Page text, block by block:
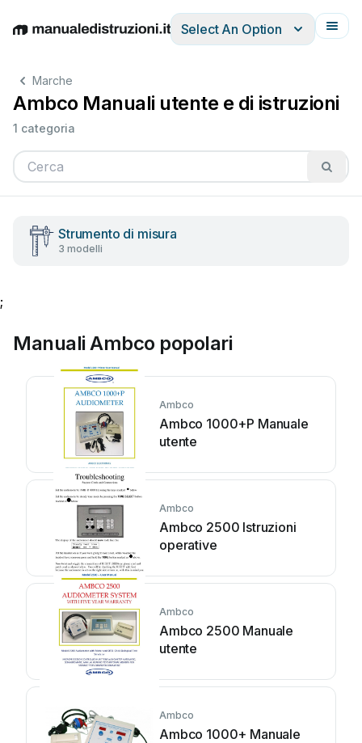
EnglishDeutschEspañolItalianoFrançais
Select An Option
Marche
Ambco Manuali utente e di istruzioni
1 categoria
Strumento di misura
3 modelli
;
Manuali Ambco popolari
Ambco
Ambco 1000+P Manuale
utente
Ambco
Ambco 2500 Istruzioni
operative
Ambco
Ambco 2500 Manuale
utente
Ambco
Ambco 1000+ Manuale